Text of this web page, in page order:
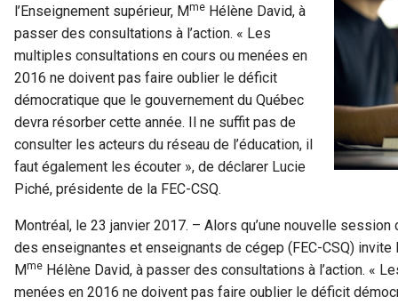
l’Enseignement supérieur, Mme Hélène David, à
passer des consultations à l’action. « Les
multiples consultations en cours ou menées en
2016 ne doivent pas faire oublier le déficit
démocratique que le gouvernement du Québec
devra résorber cette année. Il ne suffit pas de
consulter les acteurs du réseau de l’éducation, il
faut également les écouter », de déclarer Lucie
Piché, présidente de la FEC-CSQ.
Montréal, le 23 janvier 2017. – Alors qu’une nouvelle
des enseignantes et enseignants de cégep (FEC-CSQ) invite
Mme Hélène David, à passer des consultations à l’action. «
menées en 2016 ne doivent pas faire oublier le déficit